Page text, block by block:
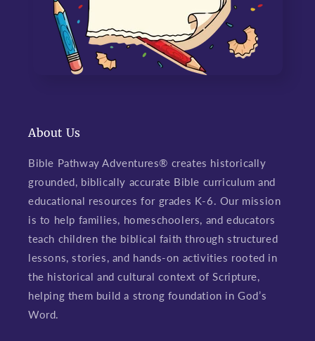
About Us
Bible Pathway Adventures® creates historically
grounded, biblically accurate Bible curriculum and
educational resources for grades K-6. Our mission
is to help families, homeschoolers, and educators
teach children the biblical faith through structured
lessons, stories, and hands-on activities rooted in
the historical and cultural context of Scripture,
helping them build a strong foundation in God’s
Word.